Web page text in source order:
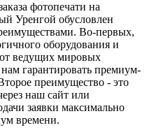
фотопечати на
Уренгой обусловлен
Во-первых,
оборудования и
ведущих мировых
гарантировать премиум-
преимущество - это
наш сайт или
заявки максимально
времени.